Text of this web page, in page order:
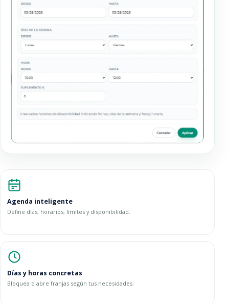
Agenda inteligente
Define días, horarios, límites y disponibilidad.
Días y horas concretas
Bloquea o abre franjas según tus necesidades.